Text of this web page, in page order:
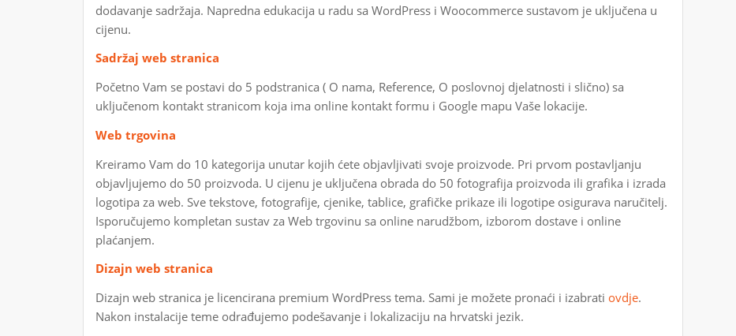
dodavanje sadržaja. Napredna edukacija u radu sa WordPress i Woocommerce sustavom je uključena u
cijenu.
Sadržaj web stranica
Početno Vam se postavi do 5 podstranica ( O nama, Reference, O poslovnoj djelatnosti i slično) sa
uključenom kontakt stranicom koja ima online kontakt formu i Google mapu Vaše lokacije.
Web trgovina
Kreiramo Vam do 10 kategorija unutar kojih ćete objavljivati svoje proizvode. Pri prvom postavljanju
objavljujemo do 50 proizvoda. U cijenu je uključena obrada do 50 fotografija proizvoda ili grafika i izrada
logotipa za web. Sve tekstove, fotografije, cjenike, tablice, grafičke prikaze ili logotipe osigurava naručitelj.
Isporučujemo kompletan sustav za Web trgovinu sa online narudžbom, izborom dostave i online
plaćanjem.
Dizajn web stranica
Dizajn web stranica je licencirana premium WordPress tema. Sami je možete pronaći i izabratiovdje.
Nakon instalacije teme odrađujemo podešavanje i lokalizaciju na hrvatski jezik.